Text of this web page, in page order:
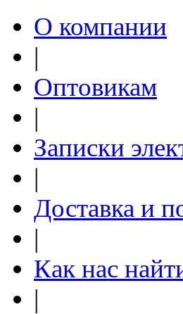
О компании
|
Оптовикам
|
Записки
|
Доставка и
|
Как нас
|